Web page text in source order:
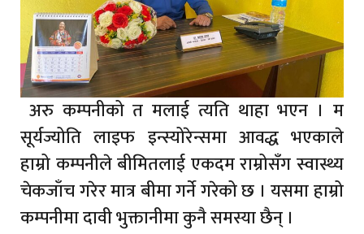
अरु कम्पनीको त मलाई त्यति थाहा भएन । म
सूर्यज्योति लाइफ इन्स्योरेन्समा आवद्ध भएकाले
हाम्रो कम्पनीले बीमितलाई एकदम राम्रोसँग स्वास्थ्य
चेकजाँच गरेर मात्र बीमा गर्ने गरेको छ । यसमा हाम्रो
कम्पनीमा दावी भुक्तानीमा कुनै समस्या छैन् ।